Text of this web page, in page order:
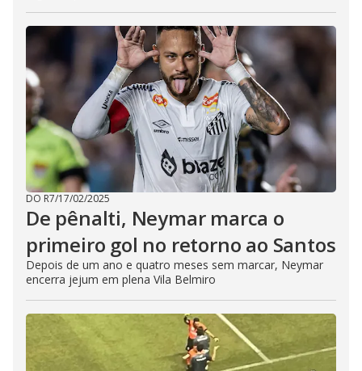
DO R7/17/02/2025
De pênalti, Neymar marca o
primeiro gol no retorno ao Santos
Depois de um ano e quatro meses sem marcar, Neymar
encerra jejum em plena Vila Belmiro